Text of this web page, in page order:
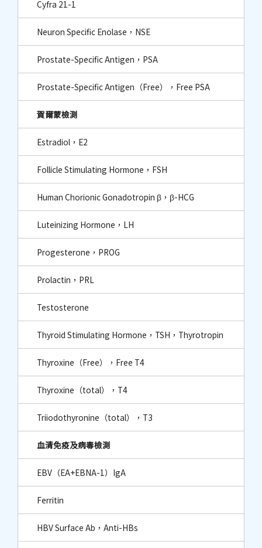
Cyfra 21-1
Neuron Specific Enolase，NSE
Prostate-Specific Antigen，PSA
Prostate-Specific Antigen（Free），Free PSA
賀爾蒙檢測
Estradiol，E2
Follicle Stimulating Hormone，FSH
Human Chorionic Gonadotropin β，β-HCG
Luteinizing Hormone，LH
Progesterone，PROG
Prolactin，PRL
Testosterone
Thyroid Stimulating Hormone，TSH，Thyrotropin
Thyroxine（Free），Free T4
Thyroxine（total），T4
Triiodothyronine（total），T3
血清免疫及病毒檢測
EBV（EA+EBNA-1）IgA
Ferritin
HBV Surface Ab，Anti-HBs